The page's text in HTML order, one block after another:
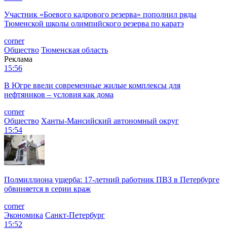
Участник «Боевого кадрового резерва» пополнил ряды
Тюменской школы олимпийского резерва по каратэ
corner
Общество Тюменская область
Реклама
15:56
В Югре ввели современные жилые комплексы для
нефтяников – условия как дома
corner
Общество Ханты-Мансийский автономный округ
15:54
Полмиллиона ущерба: 17-летний работник ПВЗ в Петербурге
обвиняется в серии краж
corner
Экономика Санкт-Петербург
15:52